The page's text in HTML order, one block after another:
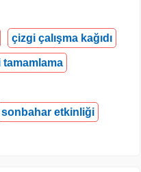
çizgi çalışma kağıdı
tamamlama
sonbahar etkinliği